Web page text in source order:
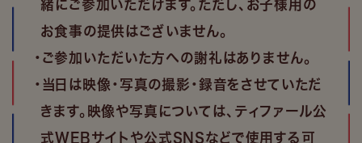
緒にご参加いただけます。ただし、お子様用の
お食事の提供はございません。
・ご参加いただいた方への謝礼はありません。
・当日は映像・写真の撮影・録音をさせていただ
きます。映像や写真については、ティファール公
式WEBサイトや公式SNSなどで使用する可